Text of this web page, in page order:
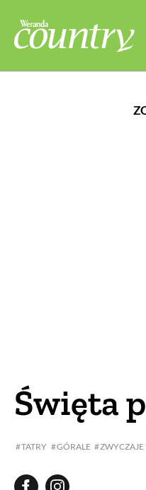
Święta
TATRY GÓRALE ZWYCZAJE